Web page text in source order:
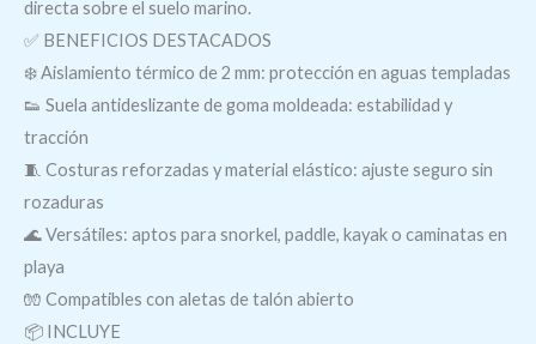
directa sobre el suelo marino.
✅ BENEFICIOS DESTACADOS
❄️ Aislamiento térmico de 2 mm: protección en aguas templadas
👟 Suela antideslizante de goma moldeada: estabilidad y
tracción
🧵 Costuras reforzadas y material elástico: ajuste seguro sin
rozaduras
🌊 Versátiles: aptos para snorkel, paddle, kayak o caminatas en
playa
🧤 Compatibles con aletas de talón abierto
📦 INCLUYE